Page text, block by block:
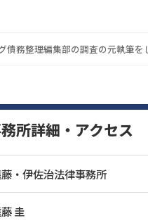
債務整理編集部の調査の元執筆を
所詳細・アクセス
・伊佐治法律事務所
圭